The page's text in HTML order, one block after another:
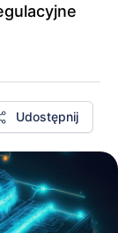
Udostępnij